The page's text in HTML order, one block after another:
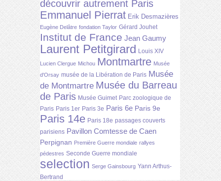
découvrir autrement Paris
Emmanuel Pierrat Erik Desmazières
Eugène Delâtre fondation Taylor Gérard Jouhet
Institut de France Jean Gaumy
Laurent Petitgirard Louis XIV
Lucien Clergue Michou Montmartre Musée
d'Orsay musée de la Libération de Paris Musée
de Montmartre Musée du Barreau
de Paris Musée Guimet Parc zoologique de
Paris Paris 1er Paris 3e Paris 6e Paris 9e
Paris 14e Paris 18e passages couverts
parisiens Pavillon Comtesse de Caen
Perpignan Première Guerre mondiale rallyes
pédestres Seconde Guerre mondiale
selection Serge Gainsbourg Yann Arthus-
Bertrand